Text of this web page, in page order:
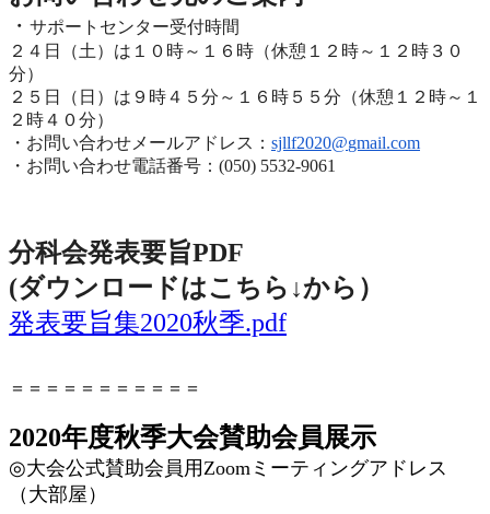
・ サポートセンター受付時間
２４日（土）は１０時～１６時（休憩１２時～１２時３０
分）
２５日（日）は９時４５分～１６時５５分（休憩１２時～ １
２時４０分）
・お問い合わせメールアドレス： sjllf2020@gmail.com
・お問い合わせ電話番号：(050) 5532-9061
分科会発表要旨PDF
(ダウンロードはこちら↓から ）
発表要旨集2020秋季.pdf
＝＝＝＝＝＝＝＝＝＝＝
2020年度秋季大会賛助会員展示
◎大会公式賛助会員用Zoom ミーティングアドレス
（大部屋）